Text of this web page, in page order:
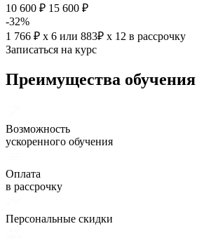
10 600 ₽ 15 600 ₽
-32%
1 766 ₽ х 6 или 883₽ х 12 в рассрочку
Записаться на курс
Преимущества обучения
Возможность
ускоренного обучения
Оплата
в рассрочку
Персональные скидки